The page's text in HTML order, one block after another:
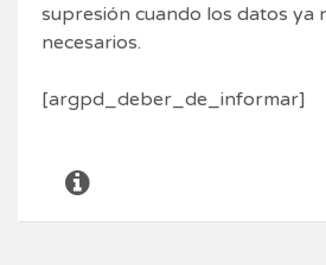
supresión cuando los datos ya
necesarios.
[argpd_deber_de_informar]